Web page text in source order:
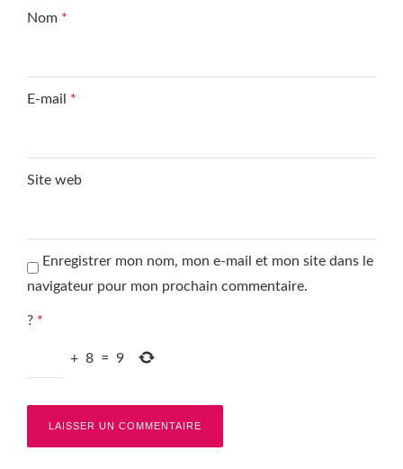
Nom *
E-mail *
Site web
Enregistrer mon nom, mon e-mail et mon site dans le
navigateur pour mon prochain commentaire.
? *
+ 8 = 9